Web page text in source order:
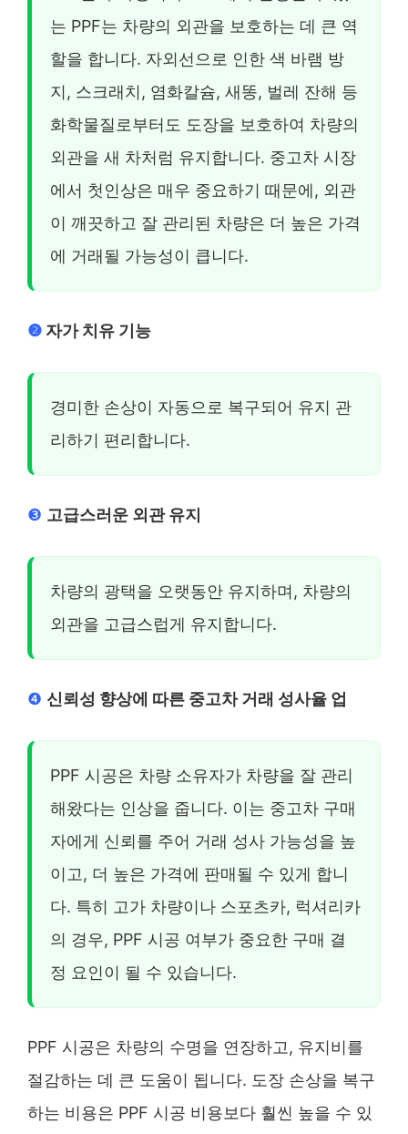
는 PPF는 차량의 외관을 보호하는 데 큰 역
할을 합니다. 자외선으로 인한 색 바램 방
지, 스크래치, 염화칼슘, 새똥, 벌레 잔해 등
화학물질로부터도 도장을 보호하여 차량의
외관을 새 차처럼 유지합니다. 중고차 시장
에서 첫인상은 매우 중요하기 때문에, 외관
이 깨끗하고 잘 관리된 차량은 더 높은 가격
에 거래될 가능성이 큽니다.
❷ 자가 치유 기능
경미한 손상이 자동으로 복구되어 유지 관
리하기 편리합니다.
❸ 고급스러운 외관 유지
차량의 광택을 오랫동안 유지하며, 차량의
외관을 고급스럽게 유지합니다.
❹ 신뢰성 향상에 따른 중고차 거래 성사율 업
PPF 시공은 차량 소유자가 차량을 잘 관리
해왔다는 인상을 줍니다. 이는 중고차 구매
자에게 신뢰를 주어 거래 성사 가능성을 높
이고, 더 높은 가격에 판매될 수 있게 합니
다. 특히 고가 차량이나 스포츠카, 럭셔리카
의 경우, PPF 시공 여부가 중요한 구매 결
정 요인이 될 수 있습니다.
PPF 시공은 차량의 수명을 연장하고, 유지비를
절감하는 데 큰 도움이 됩니다. 도장 손상을 복구
하는 비용은 PPF 시공 비용보다 훨씬 높을 수 있